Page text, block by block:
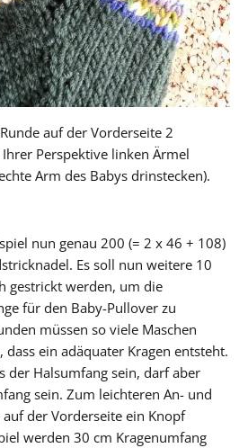
auf der Vorderseite 2
Perspektive linken Ärmel
Arm des Babys drinstecken).
nun genau 200 (= 2 x 46 + 108)
Es soll nun weitere 10
gestrickt werden, um die
für den Baby-Pullover zu
müssen so viele Maschen
ein adäquater Kragen entsteht.
der Halsumfang sein, darf aber
sein. Zum leichteren An- und
der Vorderseite ein Knopf
werden 30 cm Kragenumfang